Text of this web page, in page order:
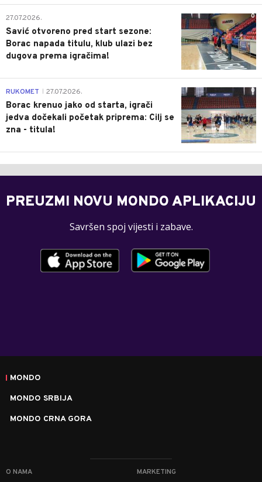
0
27.07.2026.
Savić otvoreno pred start sezone:
Borac napada titulu, klub ulazi bez
dugova prema igračima!
0
RUKOMET 27.07.2026.
Borac krenuo jako od starta, igrači
jedva dočekali početak priprema: Cilj se
zna - titula!
PREUZMI NOVU MONDO APLIKACIJU
Savršen spoj vijesti i zabave.
MONDO
MONDO SRBIJA
MONDO CRNA GORA
O NAMA MARKETING